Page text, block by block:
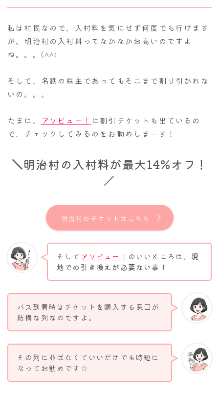
私は村民なので、入村料を気にせず何度でも行けます
が、明治村の入村料ってなかなかお高いのですよ
ね。。。(^^;
そして、名鉄の株主であってもそこまで割り引かれな
いの。。。
たまに、 アソビュー！ に割引チケットも出ているの
で、チェックしてみるのをお勧めしまーす！
＼明治村の入村料が最大14%オフ！
／
明治村のチケットはこちら
そして アソビュー！ のいいところは、 現
地での引き換えが必要ない事！
バス到着時はチケットを購入する窓口が
結構な列なのですよ。
その列に並ばなくていいだけでも時短に
なってお勧めです☆